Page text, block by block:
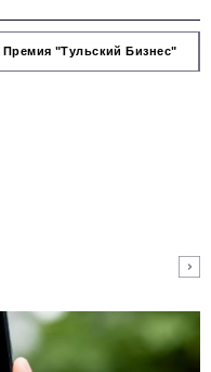
Премия "Тульский Бизнес"